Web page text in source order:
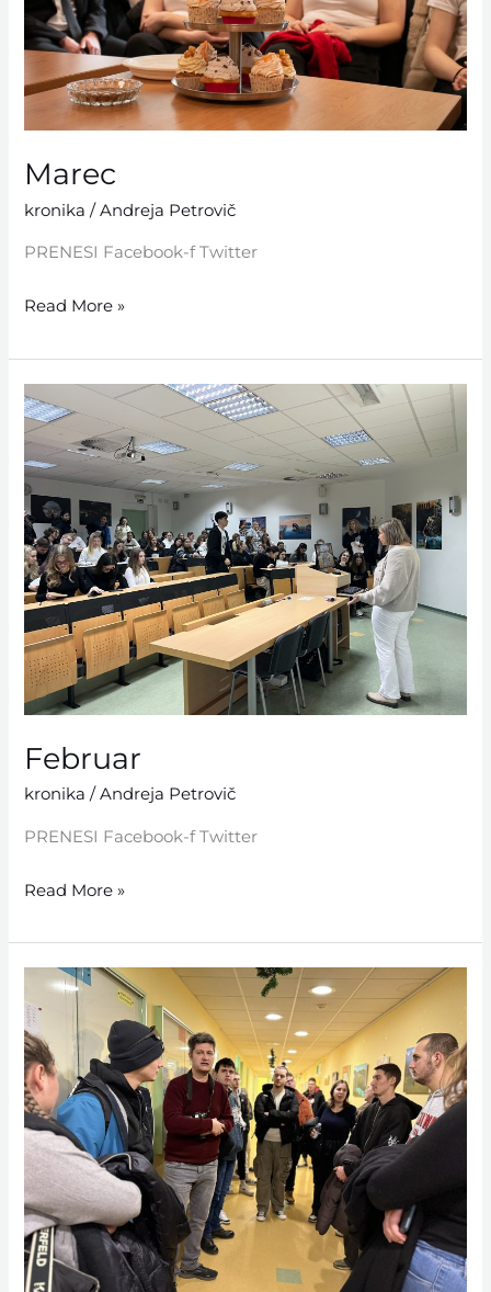
Marec
kronika /Andreja Petrovič
PRENESI Facebook-f Twitter
Read More »
Februar
kronika /Andreja Petrovič
PRENESI Facebook-f Twitter
Februar
Read More »
Januar